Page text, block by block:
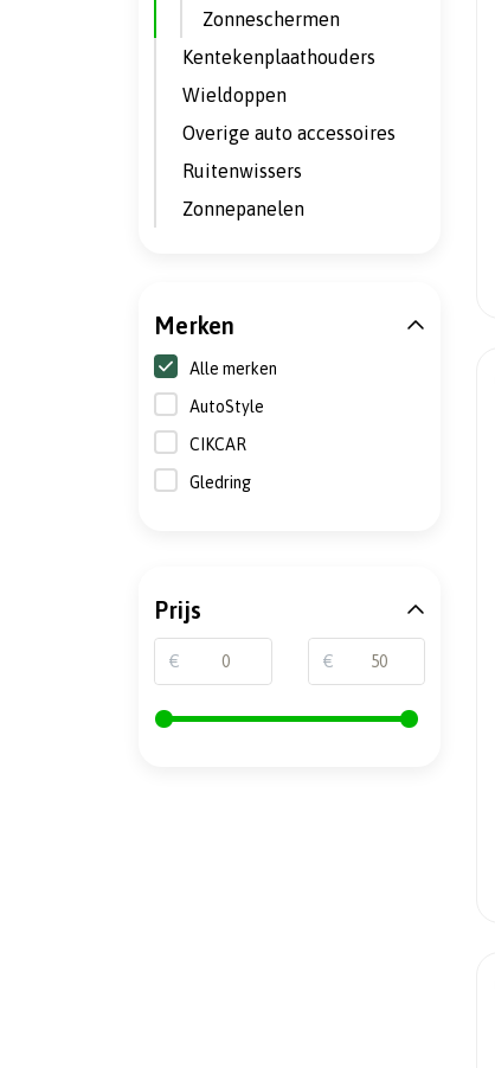
Zonneschermen
Kentekenplaathouders
Wieldoppen
Overige auto accessoires
Ruitenwissers
Zonnepanelen
Merken
Alle merken
AutoStyle
CIKCAR
Gledring
Prijs
€ €